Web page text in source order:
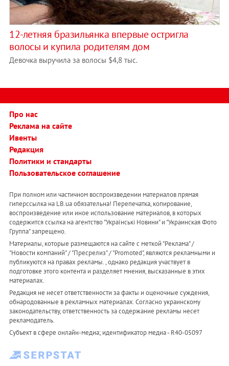
12-летняя бразильянка впервые остригла
волосы и купила родителям дом
Девочка выручила за волосы $4,8 тыс.
Про нас
Реклама на сайте
Ивенты
Редакция
Политики и стандарты
Пользовательское соглашение
При полном или частичном воспроизведении материалов прямая
гиперссылка на LB.ua обязательна! Перепечатка, копирование,
воспроизведение или иное использование материалов, в которых
содержится ссылка на агентство "Українськi Новини" и "Украинская Фото
Группа" запрещено.
Материалы, которые размещаются на сайте с меткой "Реклама" /
"Новости компаний" / "Пресрелиз" / "Promoted", являются рекламными и
публикуются на правах рекламы. , однако редакция участвует в
подготовке этого контента и разделяет мнения, высказанные в этих
материалах.
Редакция не несет ответственности за факты и оценочные суждения,
обнародованные в рекламных материалах. Согласно украинскому
законодательству, ответственность за содержание рекламы несет
рекламодатель.
Субъект в сфере онлайн-медиа; идентификатор медиа - R40-05097